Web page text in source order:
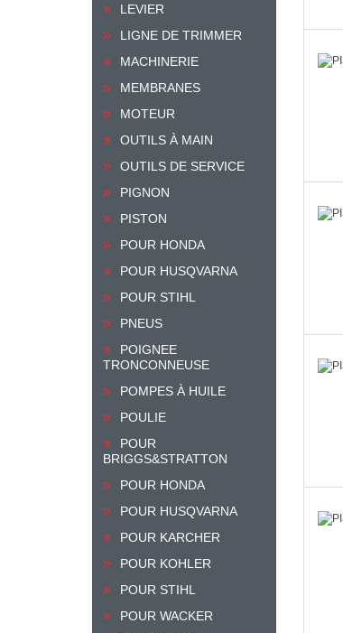
LEVIER
LIGNE DE TRIMMER
MACHINERIE
MEMBRANES
MOTEUR
OUTILS À MAIN
OUTILS DE SERVICE
PIGNON
PISTON
POUR HONDA
POUR HUSQVARNA
POUR STIHL
PNEUS
POIGNEE
TRONCONNEUSE
POMPES À HUILE
POULIE
POUR
BRIGGS&STRATTON
POUR HONDA
POUR HUSQVARNA
POUR KARCHER
POUR KOHLER
POUR STIHL
POUR WACKER